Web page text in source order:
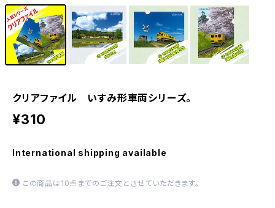
クリアファイル いすみ形車両シリーズ。
¥310
International shipping available
この商品は10点までのご注文とさせていただきます。